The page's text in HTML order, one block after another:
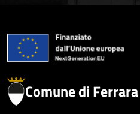
Comune di Ferrara